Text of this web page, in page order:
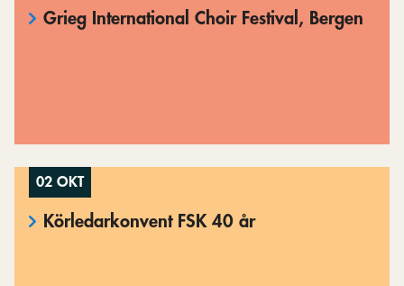
Grieg International Choir Festival, Bergen
02 OKT
Körledarkonvent FSK 40 år